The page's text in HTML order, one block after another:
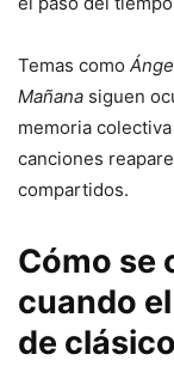
Temas como
Mañana siguen
memoria
canciones
compartidos.
Cómo se
cuando
de